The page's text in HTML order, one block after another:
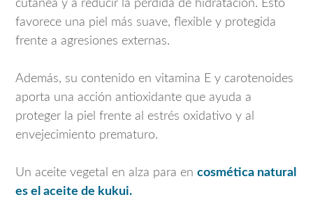
cutánea y a reducir la pérdida de hidratación. Esto
favorece una piel más suave, flexible y protegida
frente a agresiones externas.
Además, su contenido en vitamina E y carotenoides
aporta una acción antioxidante que ayuda a
proteger la piel frente al estrés oxidativo y al
envejecimiento prematuro.
Un aceite vegetal en alza para en cosmética natural
es el aceite de kukui.